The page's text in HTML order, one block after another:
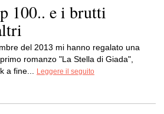
100.. e i brutti
del 2013 mi hanno regalato una
romanzo "La Stella di Giada",
a fine...
Leggere il seguito